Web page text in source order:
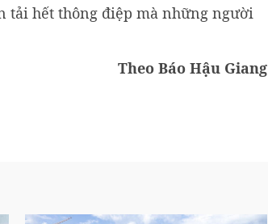
tải hết thông điệp mà những người
Theo Báo Hậu Giang